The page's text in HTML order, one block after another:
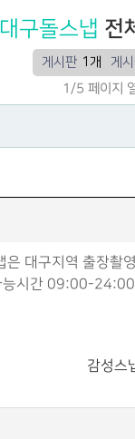
대구돌스냅 전
게시판 1개 게
1/5 페이지
대구지역 출장
시간 09:00-
감성스